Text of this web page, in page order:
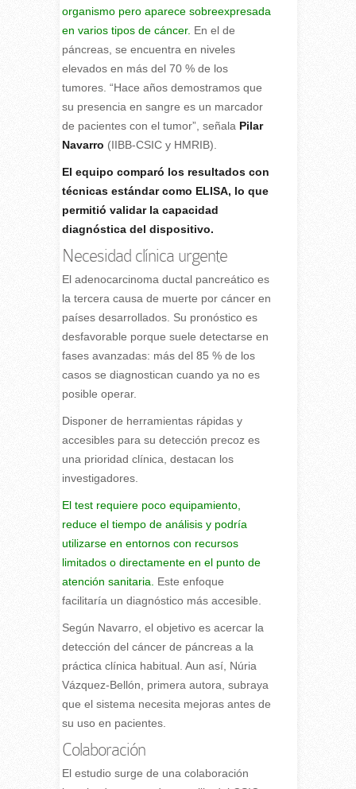
organismo pero aparece sobreexpresada
en varios tipos de cáncer. En el de
páncreas, se encuentra en niveles
elevados en más del 70 % de los
tumores. “Hace años demostramos que
su presencia en sangre es un marcador
de pacientes con el tumor”, señala Pilar
Navarro (IIBB-CSIC y HMRIB).
El equipo comparó los resultados con
técnicas estándar como ELISA, lo que
permitió validar la capacidad
diagnóstica del dispositivo.
Necesidad clínica urgente
El adenocarcinoma ductal pancreático es
la tercera causa de muerte por cáncer en
países desarrollados. Su pronóstico es
desfavorable porque suele detectarse en
fases avanzadas: más del 85 % de los
casos se diagnostican cuando ya no es
posible operar.
Disponer de herramientas rápidas y
accesibles para su detección precoz es
una prioridad clínica, destacan los
investigadores.
El test requiere poco equipamiento,
reduce el tiempo de análisis y podría
utilizarse en entornos con recursos
limitados o directamente en el punto de
atención sanitaria.
Este enfoque
facilitaría un diagnóstico más accesible.
Según Navarro, el objetivo es acercar la
detección del cáncer de páncreas a la
práctica clínica habitual. Aun así, Núria
Vázquez-Bellón, primera autora, subraya
que el sistema necesita mejoras antes de
su uso en pacientes.
Colaboración
El estudio surge de una colaboración